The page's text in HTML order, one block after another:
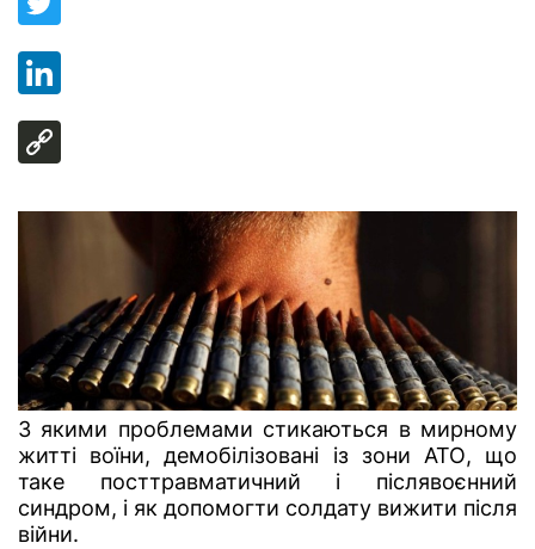
З якими проблемами стикаються в мирному
житті воїни, демобілізовані із зони АТО, що
таке посттравматичний і післявоєнний
синдром, і як допомогти солдату вижити після
війни.